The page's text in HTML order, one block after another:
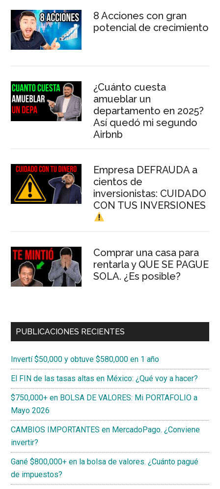
8 Acciones con gran
potencial de crecimiento
¿Cuánto cuesta
amueblar un
departamento en 2025?
Así quedó mi segundo
Airbnb
Empresa DEFRAUDA a
cientos de
inversionistas: CUIDADO
CON TUS INVERSIONES
Comprar una casa para
rentarla y QUE SE PAGUE
SOLA. ¿Es posible?
PUBLICACIONES RECIENTES
Invertí $50,000 y obtuve $580,000 en 1 año
El FIN de las tasas altas en México: ¿Qué voy a hacer?
$750,000+ en BOLSA DE VALORES: Mi PORTAFOLIO a
Mayo 2026
CAMBIOS IMPORTANTES en MercadoPago. ¿Conviene
invertir?
Gané $800,000+ en la bolsa de valores. ¿Cuánto pagué
de impuestos?